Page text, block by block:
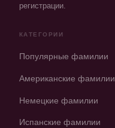
регистрации.
КАТЕГОРИИ
Популярные фамилии
Американские фамилии
Немецкие фамилии
Испанские фамилии